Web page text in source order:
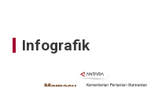
Infografik